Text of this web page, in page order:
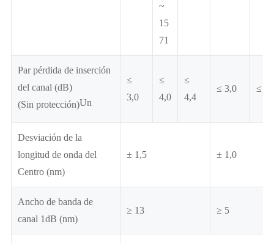
~
15
71
Par pérdida de inserción
del canal (dB)
(Sin protección)Un
≤
3,0
≤
4,0
≤
4,4
≤ 3,0 ≤
Desviación de la
longitud de onda del
Centro (nm)
± 1,5 ± 1,0
Ancho de banda de
canal 1dB (nm)
≥ 13 ≥ 5